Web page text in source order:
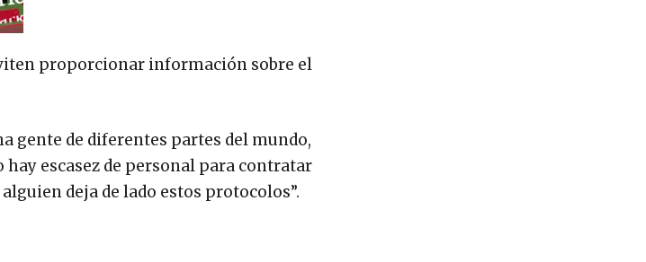
proporcionar información sobre el
gente de diferentes partes del mundo,
escasez de personal para contratar
deja de lado estos protocolos”.